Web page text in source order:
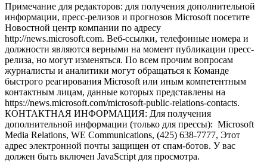
Примечание для редакторов: для получения дополнительной
информации, пресс-релизов и прогнозов Microsoft посетите
Новостной центр компании по адресу
http://news.microsoft.com. Веб-ссылки, телефонные номера и
должности являются верными на момент публикации пресс-
релиза, но могут изменяться. По всем прочим вопросам
журналисты и аналитики могут обращаться к Команде
быстрого реагирования Microsoft или иным компетентным
контактным лицам, данные которых представлены на
https://news.microsoft.com/microsoft-public-relations-contacts.
КОНТАКТНАЯ ИНФОРМАЦИЯ: Для получения
дополнительной информации (только для прессы): Microsoft
Media Relations, WE Communications, (425) 638-7777, Этот
адрес электронной почты защищен от спам-ботов. У вас
должен быть включен JavaScript для просмотра.